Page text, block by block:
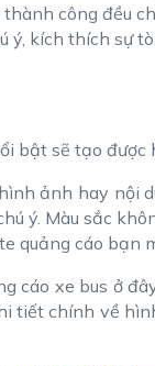
công đều
ý, kích thích sự
bật sẽ tạo
ảnh hay nội
ý. Màu sắc
quảng cáo bạn
cáo xe bus ở
tiết chính về